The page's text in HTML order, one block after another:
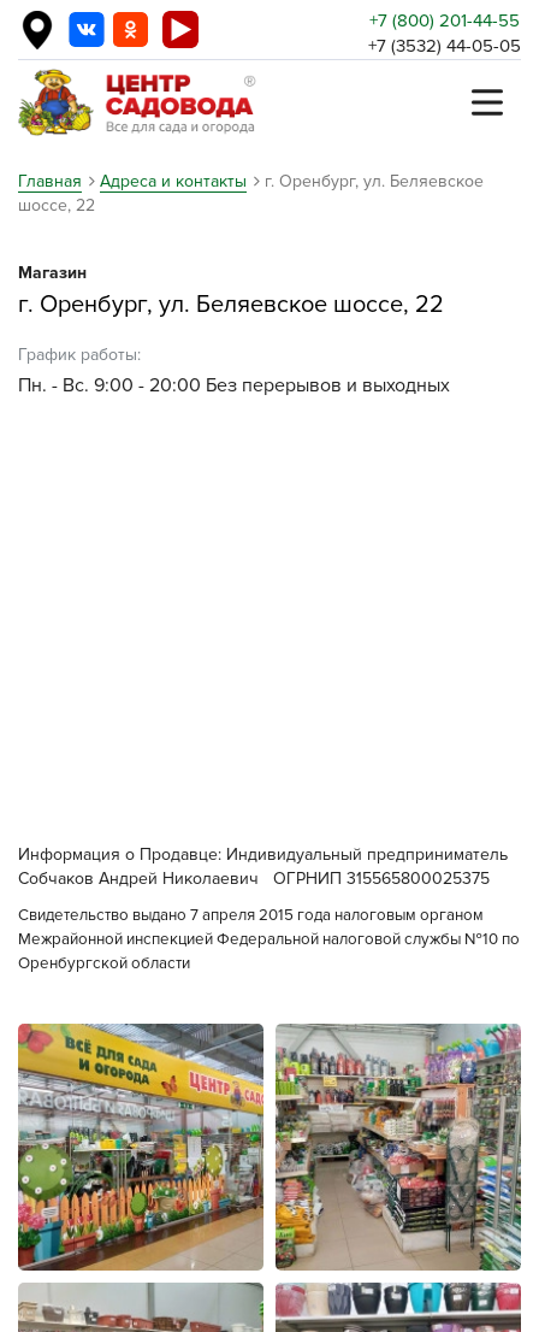
+7 (800) 201-44-55
+7 (3532) 44-05-05
Главная Адреса и контакты
г. Оренбург, ул. Беляевское
шоссе, 22
Магазин
г. Оренбург, ул. Беляевское шоссе, 22
График работы:
Пн. - Вс. 9:00 - 20:00 Без перерывов и выходных
Информация о Продавце: Индивидуальный предприниматель
Собчаков Андрей Николаевич ОГРНИП 315565800025375
Свидетельство выдано 7 апреля 2015 года налоговым органом
Межрайонной инспекцией Федеральной налоговой службы №10 по
Оренбургской области